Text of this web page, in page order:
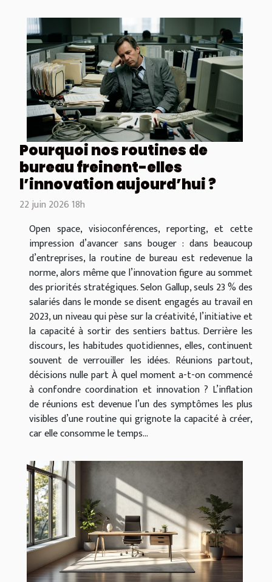
Pourquoi nos routines de
bureau freinent-elles
l’innovation aujourd’hui ?
22 juin 2026 18h
Open space, visioconférences, reporting, et cette
impression d’avancer sans bouger : dans beaucoup
d’entreprises, la routine de bureau est redevenue la
norme, alors même que l’innovation figure au sommet
des priorités stratégiques. Selon Gallup, seuls 23 % des
salariés dans le monde se disent engagés au travail en
2023, un niveau qui pèse sur la créativité, l’initiative et
la capacité à sortir des sentiers battus. Derrière les
discours, les habitudes quotidiennes, elles, continuent
souvent de verrouiller les idées. Réunions partout,
décisions nulle part À quel moment a-t-on commencé
à confondre coordination et innovation ? L’inflation
de réunions est devenue l’un des symptômes les plus
visibles d’une routine qui grignote la capacité à créer,
car elle consomme le temps...